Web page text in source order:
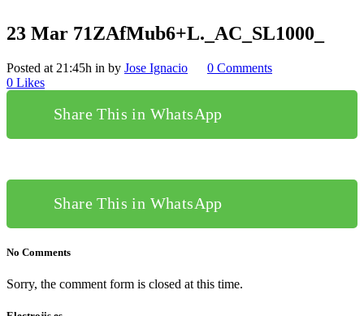
23 Mar 71ZAfMub6+L._AC_SL1000_
Posted at 21:45h in by Jose Ignacio
0 Comments
0 Likes
Share This in WhatsApp
Share This in WhatsApp
No Comments
Sorry, the comment form is closed at this time.